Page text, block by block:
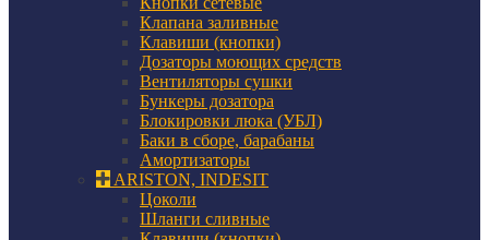
Клапана заливные
Клавиши (кнопки)
Дозаторы моющих средств
Вентиляторы сушки
Бункеры дозатора
Блокировки люка (УБЛ)
Баки в сборе, барабаны
Амортизаторы
ARISTON, INDESIT
Цоколи
Шланги сливные